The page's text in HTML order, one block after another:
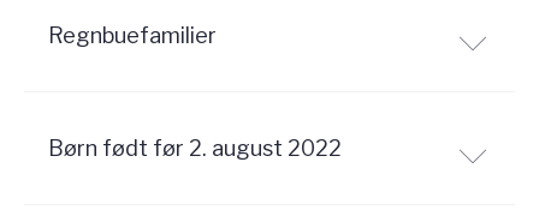
Regnbuefamilier
Børn født før 2. august 2022